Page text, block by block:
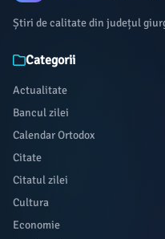
Știri de calitate din județul
Categorii
Actualitate
Bancul zilei
Calendar Ortodox
Citate
Citatul zilei
Cultura
Economie